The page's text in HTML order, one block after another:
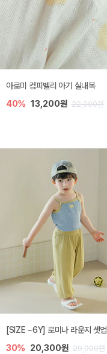
아로미 컴피벨리 아기 실내복
40% 13,200원 22,000원
[SIZE ~6Y] 로미나 라운지 셋업
30% 20,300원 29,000원